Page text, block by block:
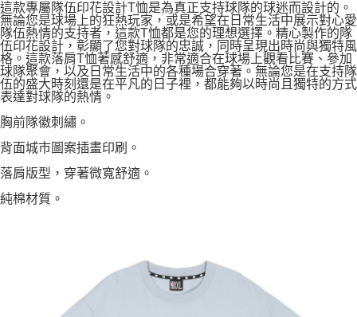
這款專屬隊伍印花設計T恤是為真正支持球隊的球迷而設計的。
無論您是球場上的狂熱玩家，或是希望在日常生活中展示對心愛
隊伍熱情的支持者，這款T恤都是您的理想選擇。精心製作的隊
伍印花設計，彰顯了您對球隊的忠誠，同時呈現出時尚與獨特風
格。這款落肩T恤著感舒適，非常適合在球場上觀看比賽、參加
球隊聚會，以及日常生活中的各種場合穿著。無論您是在支持隊
伍的盛大時刻還是在平凡的日子裡，都能夠以時尚且獨特的方式
表達對球隊的熱情。
胸前隊徽刺繡。
背面城市圖案插畫印刷。
落肩版型，穿著微寬舒適。
純棉材質。